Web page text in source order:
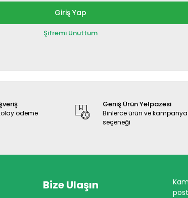
Giriş Yap
Şifremi Unuttum
ödeme
Geniş Ürün Yelpazesi
Binlerce ürün ve kampanya
seçeneği
Bize Ulaşın